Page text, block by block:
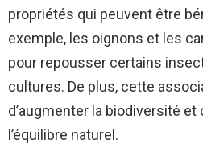
propriétés qui peuvent être
exemple, les oignons et les
pour repousser certains
cultures. De plus, cette
d’augmenter la biodiversité
l’équilibre naturel.